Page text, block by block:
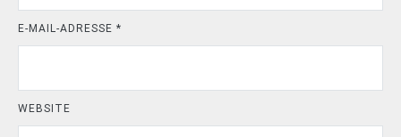
E-MAIL-ADRESSE *
WEBSITE